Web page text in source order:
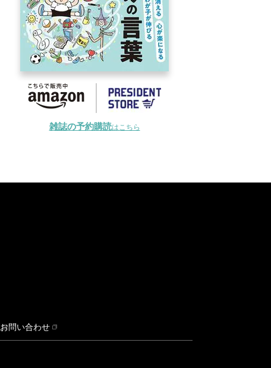
雑誌の予約購読はこちら
お問い合わせ